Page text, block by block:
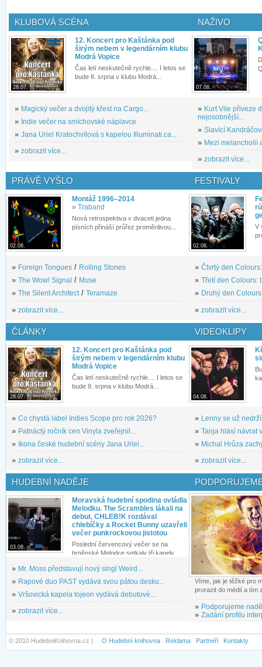
KLUBOVÁ SCÉNA
28.07.
12. Koncert pro Kaštánka pod
širým nebem v legendárním klubu
Modrá Vopice
Čas letí neskutečně rychle.... I letos se
bude 8. srpna v klubu Modrá...
» Magický večer a dvojitý křest na Cargo...
» Indie večer na smíchovské náplavce
» Jana Uriel Kratochvílová s kapelou Illuminati.ca...
» zobrazit více...
NAŽIVO
07.08.
» Kurt Vile přiveze
nejosobnější...
» Slavící
» Mezi melancholií
» zobrazit více...
PRÁVĚ VYŠLO
02.08.
Montáž 1996–2014
» Traband
Nová retrospektiva v dvaceti jedna
písních přináší průřez proměnlivou...
» Foreign Tongues / Rolling Stones
» The Wow! Signal / Muse
» The Silent Architect/ Teramaze
» zobrazit více...
FESTIVALY
02.08.
V
» Čtvrtý den
» Třetí den Colours:
» Druhý den
» zobrazit více...
ČLÁNKY
28.07.
12. Koncert pro Kaštánka pod
širým nebem v legendárním klubu
Modrá Vopice
Čas letí neskutečně rychle.... I letos se
bude 8. srpna v klubu Modrá...
» Co chystá label Indies Scope pro rok 2026?
» Patnáctý ročník cen Vinyla zveřejnil...
» Ikona české hudební scény Jana Uriel...
» zobrazit více...
VIDEOKLIPY
04.08.
» Lenny se už
» Tanja hlásí návrat
» Michal Hrůza
» zobrazit více...
HUDEBNÍ NADĚJE
03.08.
Moravská hudební spodina ovládla
Melodku. The Scrambles lákali na
debut, CHLEB!K rozdával
chlebíčky a Rocket Bunny uzavřeli
večer punkrockovou jistotou
Poslední červencový večer se na
brněnské Melodce setkaly tři kapely...
» Mr. Moss představují nový singl Weird...
» Rapové duo PAST vydává svou pátou desku...
» Vršovická kapela tojeon vydává debutové...
» zobrazit více...
Víme, jak je těžké pro
prorazit do médií a tím
» Podporujeme
» Zadání profilu
© 2010 HudebniKnihovna.cz | O Hudební knihovna Reklama Partneři Kontakty